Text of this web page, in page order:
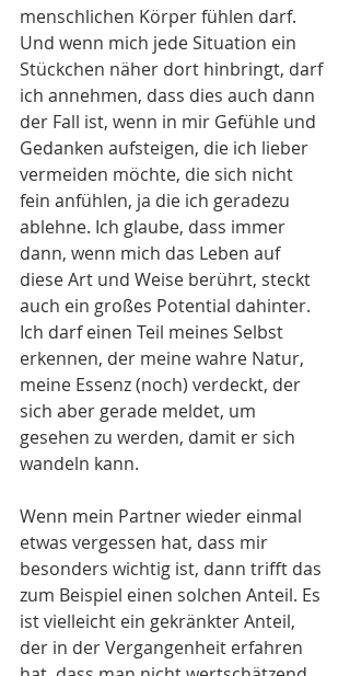
menschlichen Körper fühlen darf.
Und wenn mich jede Situation ein
Stückchen näher dort hinbringt, darf
ich annehmen, dass dies auch dann
der Fall ist, wenn in mir Gefühle und
Gedanken aufsteigen, die ich lieber
vermeiden möchte, die sich nicht
fein anfühlen, ja die ich geradezu
ablehne. Ich glaube, dass immer
dann, wenn mich das Leben auf
diese Art und Weise berührt, steckt
auch ein großes Potential dahinter.
Ich darf einen Teil meines Selbst
erkennen, der meine wahre Natur,
meine Essenz (noch) verdeckt, der
sich aber gerade meldet, um
gesehen zu werden, damit er sich
wandeln kann.
Wenn mein Partner wieder einmal
etwas vergessen hat, dass mir
besonders wichtig ist, dann trifft das
zum Beispiel einen solchen Anteil. Es
ist vielleicht ein gekränkter Anteil,
der in der Vergangenheit erfahren